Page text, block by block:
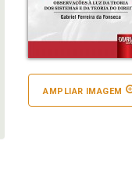
AMPLIAR IMAGEM